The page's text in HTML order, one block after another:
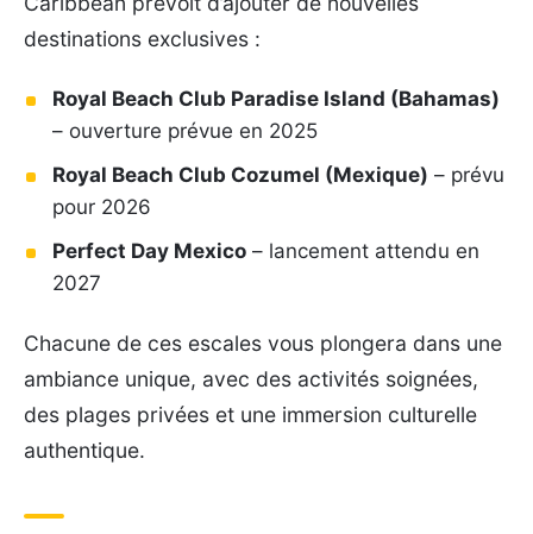
destinations exclusives :
Royal Beach Club Paradise Island (Bahamas)
– ouverture prévue en 2025
Royal Beach Club Cozumel (Mexique) – prévu
pour 2026
Perfect Day Mexico – lancement attendu en
2027
Chacune de ces escales vous plongera dans une
ambiance unique, avec des activités soignées,
des plages privées et une immersion culturelle
authentique.